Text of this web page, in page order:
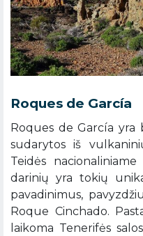
Roques de García
Roques de García yra
sudarytos iš
Teidės
darinių yra tokių
pavadinimus,
Roque Cinchado.
laikoma Tenerifės